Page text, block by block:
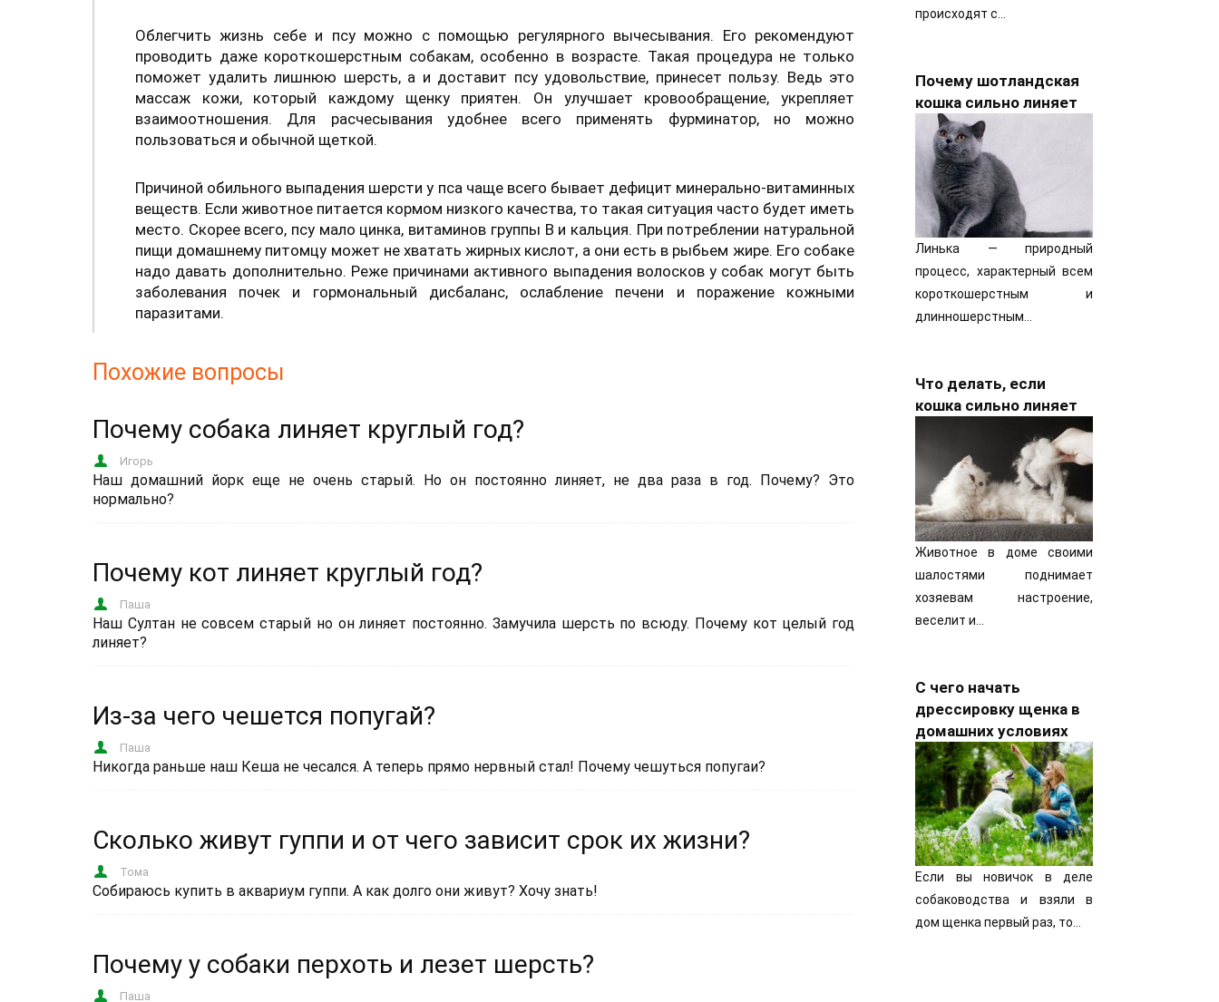
Облегчить жизнь себе и псу можно с помощью регулярного вычесывания. Его рекомендуют
проводить даже короткошерстным собакам, особенно в возрасте. Такая процедура не только
поможет удалить лишнюю шерсть, а и доставит псу удовольствие, принесет пользу. Ведь это
массаж кожи, который каждому щенку приятен. Он улучшает кровообращение, укрепляет
взаимоотношения. Для расчесывания удобнее всего применять фурминатор, но можно
пользоваться и обычной щеткой.
Причиной обильного выпадения шерсти у пса чаще всего бывает дефицит минерально-витаминных
веществ. Если животное питается кормом низкого качества, то такая ситуация часто будет иметь
место. Скорее всего, псу мало цинка, витаминов группы В и кальция. При потреблении натуральной
пищи домашнему питомцу может не хватать жирных кислот, а они есть в рыбьем жире. Его собаке
надо давать дополнительно. Реже причинами активного выпадения волосков у собак могут быть
заболевания почек и гормональный дисбаланс, ослабление печени и поражение кожными
паразитами.
Похожие вопросы
Почему собака линяет круглый год?
Игорь
Наш домашний йорк еще не очень старый. Но он постоянно линяет, не два раза в год. Почему? Это
нормально?
Почему кот линяет круглый год?
Паша
Наш Султан не совсем старый но он линяет постоянно. Замучила шерсть по всюду. Почему кот целый год
линяет?
Из-за чего чешется попугай?
Паша
Никогда раньше наш Кеша не чесался. А теперь прямо нервный стал! Почему чешуться попугаи?
Сколько живут гуппи и от чего зависит срок их жизни?
Тома
Собираюсь купить в аквариум гуппи. А как долго они живут? Хочу знать!
Почему у собаки перхоть и лезет шерсть?
Паша
происходят с…
Почему шотландская
кошка сильно линяет
Линька — природный
процесс, характерный всем
короткошерстным и
длинношерстным…
Что делать, если
кошка сильно линяет
Животное в доме своими
шалостями поднимает
хозяевам настроение,
веселит и…
С чего начать
дрессировку щенка в
домашних условиях
Если вы новичок в деле
собаководства и взяли в
дом щенка первый раз, то…